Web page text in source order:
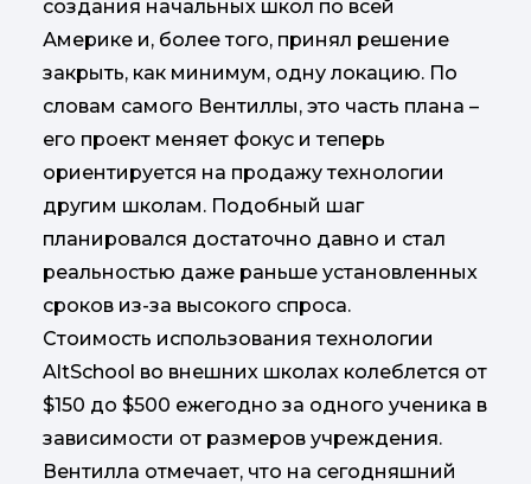
создания начальных школ по всей
Америке и, более того, принял решение
закрыть, как минимум, одну локацию. По
словам самого Вентиллы, это часть плана –
его проект меняет фокус и теперь
ориентируется на продажу технологии
другим школам. Подобный шаг
планировался достаточно давно и стал
реальностью даже раньше установленных
сроков из-за высокого спроса.
Стоимость использования технологии
AltSchool во внешних школах колеблется от
$150 до $500 ежегодно за одного ученика в
зависимости от размеров учреждения.
Вентилла отмечает, что на сегодняшний